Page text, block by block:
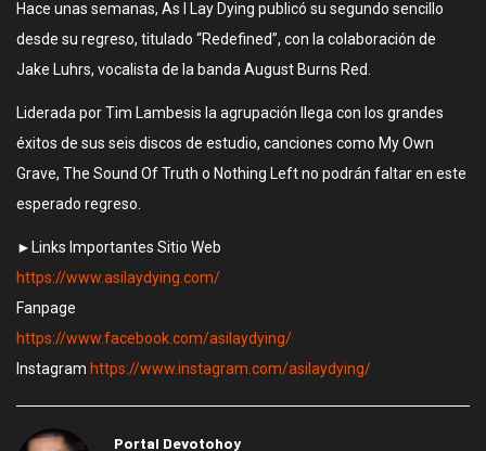
Hace unas semanas, As I Lay Dying publicó su segundo sencillo
desde su regreso, titulado “Redefined”, con la colaboración de
Jake Luhrs, vocalista de la banda August Burns Red.
Liderada por Tim Lambesis la agrupación llega con los grandes
éxitos de sus seis discos de estudio, canciones como My Own
Grave, The Sound Of Truth o Nothing Left no podrán faltar en este
esperado regreso.
►Links Importantes Sitio Web
https://www.asilaydying.com/
Fanpage
https://www.facebook.com/asilaydying/
Instagram https://www.instagram.com/asilaydying/
Portal Devotohoy